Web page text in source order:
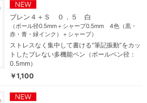
ブレン４＋Ｓ ０．５ 白
（ボール径0.5mm＋シャープ0.5mm 4色（黒・
赤・青・緑インク）＋シャープ）
ストレスなく集中して書ける“筆記振動”をカッ
トしたブレない多機能ペン（ボールペン径：
0.5mm）
￥1,100